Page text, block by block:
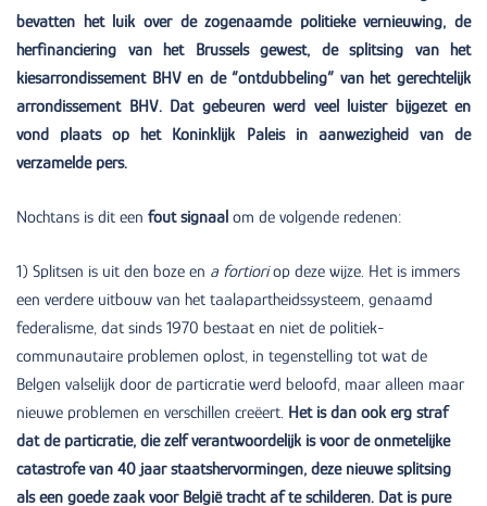
bevatten het luik over de zogenaamde politieke vernieuwing, de
herfinanciering van het Brussels gewest, de splitsing van het
kiesarrondissement BHV en de “ontdubbeling” van het gerechtelijk
arrondissement BHV. Dat gebeuren werd veel luister bijgezet en
vond plaats op het Koninklijk Paleis in aanwezigheid van de
verzamelde pers.
Nochtans is dit een fout signaal om de volgende redenen:
1) Splitsen is uit den boze en a fortioriop deze wijze. Het is immers
een verdere uitbouw van het taalapartheidssysteem, genaamd
federalisme, dat sinds 1970 bestaat en niet de politiek-
communautaire problemen oplost, in tegenstelling tot wat de
Belgen valselijk door de particratie werd beloofd, maar alleen maar
nieuwe problemen en verschillen creëert. Het is dan ook erg straf
dat de particratie, die zelf verantwoordelijk is voor de onmetelijke
catastrofe van 40 jaar staatshervormingen, deze nieuwe splitsing
als een goede zaak voor België tracht af te schilderen. Dat is pure